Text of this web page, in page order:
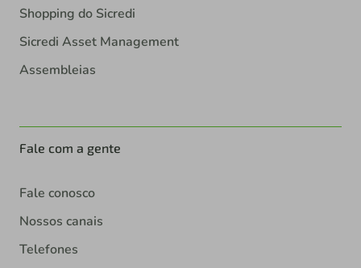
Shopping do Sicredi
Sicredi Asset Management
Assembleias
Fale com a gente
Fale conosco
Nossos canais
Telefones